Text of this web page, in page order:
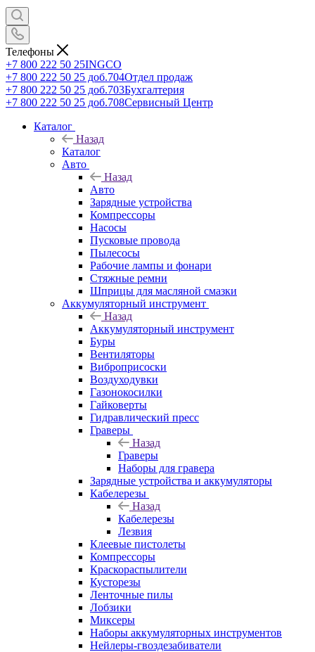
Телефоны
+7 800 222 50 25INGCO
+7 800 222 50 25 доб.704Отдел продаж
+7 800 222 50 25 доб.703Бухгалтерия
+7 800 222 50 25 доб.708Сервисный Центр
Каталог
Назад
Каталог
Авто
Назад
Авто
Зарядные устройства
Компрессоры
Насосы
Пусковые провода
Пылесосы
Рабочие лампы и фонари
Стяжные ремни
Шприцы для масляной смазки
Аккумуляторный инструмент
Назад
Аккумуляторный инструмент
Буры
Вентиляторы
Виброприсоски
Воздуходувки
Газонокосилки
Гайковерты
Гидравлический пресс
Граверы
Назад
Граверы
Наборы для гравера
Зарядные устройства и аккумуляторы
Кабелерезы
Назад
Кабелерезы
Лезвия
Клеевые пистолеты
Компрессоры
Краскораспылители
Кусторезы
Ленточные пилы
Лобзики
Миксеры
Наборы аккумуляторных инструментов
Нейлеры-гвоздезабиватели